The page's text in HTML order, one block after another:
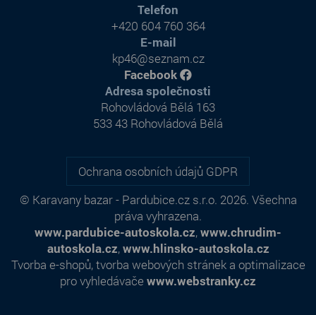
Ochrana osobních údajů GDPR
© Karavany bazar - Pardubice.cz s.r.o. 2026. Všechna
práva vyhrazena.
www.pardubice-autoskola.cz,www.chrudim-
autoskola.cz,www.hlinsko-autoskola.cz
Tvorba e-shopů,tvorba webových stráneka optimalizace
pro vyhledávače www.webstranky.cz
Adresa společnosti
Rohovládová Bělá 163
533 43 Rohovládová Bělá
Telefon
+420 604 760 364
E-mail
kp46@seznam.cz
Facebook